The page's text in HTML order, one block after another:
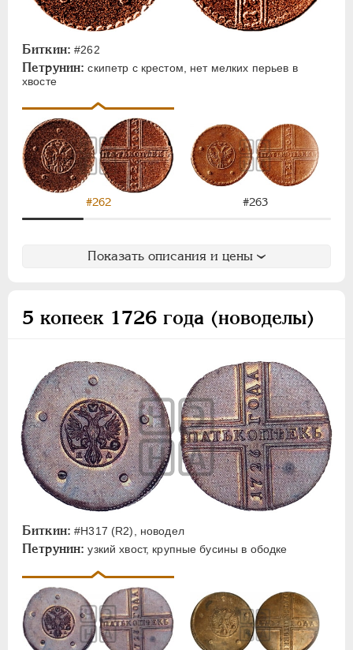
Биткин: #262
Петрунин: скипетр с крестом, нет мелких перьев в
хвосте
#262 #263
Показать описания и цены
5 копеек 1726 года (новоделы)
Биткин: #H317 (R2), новодел
Петрунин: узкий хвост, крупные бусины в ободке